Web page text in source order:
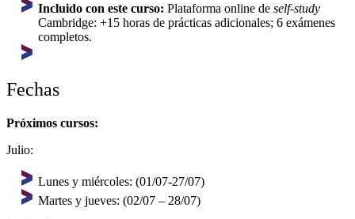
Incluido con este curso: Plataforma online de self-study
Cambridge: +15 horas de prácticas adicionales; 6 exámenes
completos.
Fechas
Próximos cursos:
Julio:
Lunes y miércoles: (01/07-27/07)
Martes y jueves: (02/07 – 28/07)